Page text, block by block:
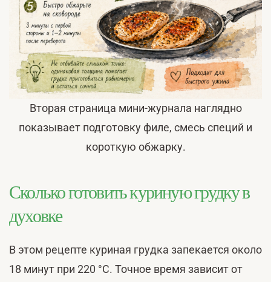
Вторая страница мини-журнала наглядно
показывает подготовку филе, смесь специй и
короткую обжарку.
Сколько готовить куриную грудку в
духовке
В этом рецепте куриная грудка запекается около
18 минут при 220 °C. Точное время зависит от